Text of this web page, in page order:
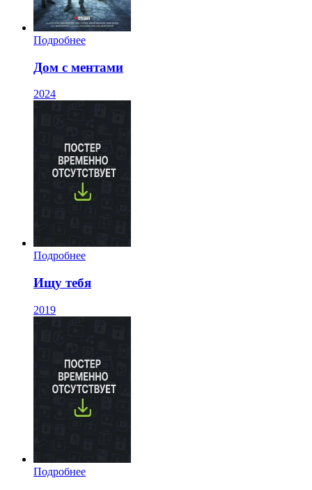
Подробнее
Дом с ментами
2024
Подробнее
Ищу тебя
2019
Подробнее